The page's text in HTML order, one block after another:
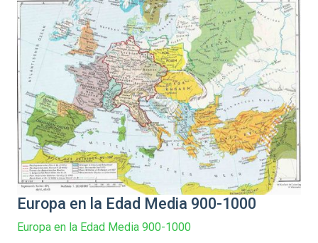
Europa en la Edad Media 900-1000
Europa en la Edad Media 900-1000